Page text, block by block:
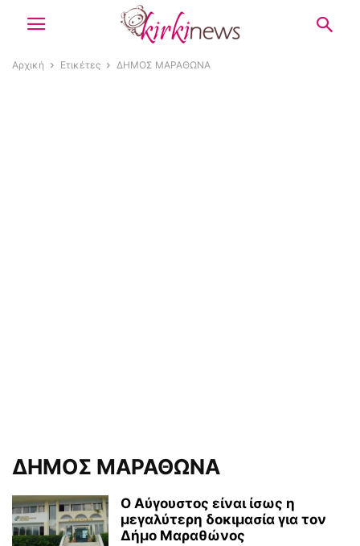
Αρχική Ετικέτες ΔΗΜΟΣ ΜΑΡΑΘΩΝΑ
ΔΗΜΟΣ ΜΑΡΑΘΩΝΑ
Ο Αύγουστος είναι ίσως η
μεγαλύτερη δοκιμασία για τον
Δήμο Μαραθώνος